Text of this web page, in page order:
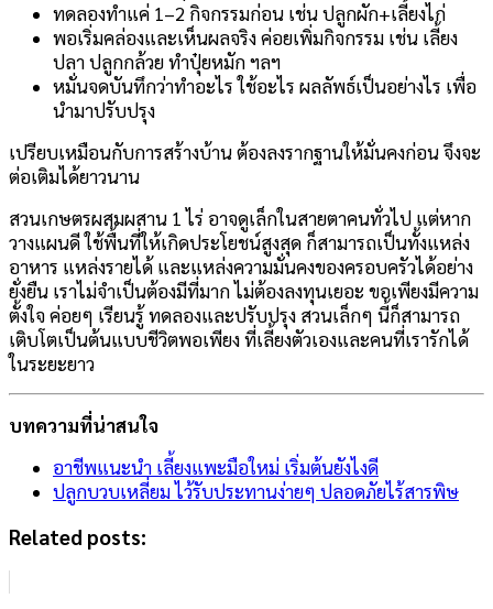
ทดลองทำแค่ 1–2 กิจกรรมก่อน เช่น ปลูกผัก+เลี้ยงไก่
พอเริ่มคล่องและเห็นผลจริง ค่อยเพิ่มกิจกรรม เช่น เลี้ยง
ปลา ปลูกกล้วย ทำปุ๋ยหมัก ฯลฯ
หมั่นจดบันทึกว่าทำอะไร ใช้อะไร ผลลัพธ์เป็นอย่างไร เพื่อ
นำมาปรับปรุง
เปรียบเหมือนกับการสร้างบ้าน ต้องลงรากฐานให้มั่นคงก่อน จึงจะ
ต่อเติมได้ยาวนาน
สวนเกษตรผสมผสาน 1 ไร่ อาจดูเล็กในสายตาคนทั่วไป แต่หาก
วางแผนดี ใช้พื้นที่ให้เกิดประโยชน์สูงสุด ก็สามารถเป็นทั้งแหล่ง
อาหาร แหล่งรายได้ และแหล่งความมั่นคงของครอบครัวได้อย่าง
ยั่งยืน เราไม่จำเป็นต้องมีที่มาก ไม่ต้องลงทุนเยอะ ขอเพียงมีความ
ตั้งใจ ค่อยๆ เรียนรู้ ทดลองและปรับปรุง สวนเล็กๆ นี้ก็สามารถ
เติบโตเป็นต้นแบบชีวิตพอเพียง ที่เลี้ยงตัวเองและคนที่เรารักได้
ในระยะยาว
บทความที่น่าสนใจ
อาชีพแนะนำ เลี้ยงแพะมือใหม่ เริ่มต้นยังไงดี
ปลูกบวบเหลี่ยม ไว้รับประทานง่ายๆ ปลอดภัยไร้สารพิษ
Related posts: